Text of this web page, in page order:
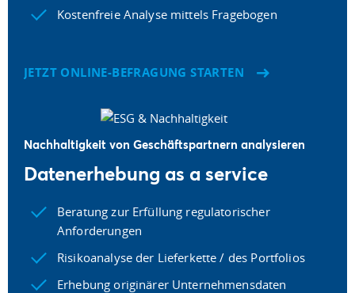
Kostenfreie Analyse mittels Fragebogen
JETZT ONLINE-BEFRAGUNG STARTEN
Nachhaltigkeit von Geschäftspartnern analysieren
Datenerhebung as a service
Beratung zur Erfüllung regulatorischer
Anforderungen
Risikoanalyse der Lieferkette / des Portfolios
Erhebung originärer Unternehmensdaten